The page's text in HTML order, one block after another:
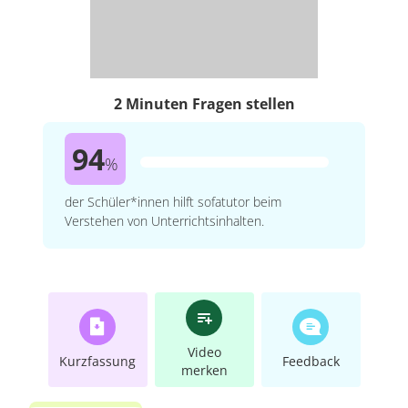
2 Minuten Fragen stellen
94%
der Schüler*innen hilft sofatutor beim
Verstehen von Unterrichtsinhalten.
Kurzfassung
Video
merken
Feedback